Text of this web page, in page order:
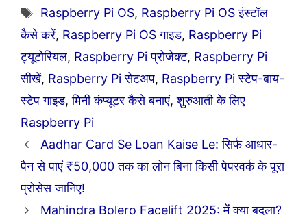
Tags
Raspberry Pi OS, Raspberry Pi OS इंस्टॉल
कैसे करें, Raspberry Pi OS गाइड, Raspberry Pi
ट्यूटोरियल, Raspberry Pi प्रोजेक्ट, Raspberry Pi
सीखें, Raspberry Pi सेटअप, Raspberry Pi स्टेप-बाय-
स्टेप गाइड,मिनी कंप्यूटर कैसे बनाएं,शुरुआती के लिए
Raspberry Pi
Aadhar Card Se Loan Kaise Le: सिर्फ आधार-
पैन से पाएं ₹50,000 तक का लोन बिना किसी पेपरवर्क के पूरा
प्रोसेस जानिए!
Mahindra Bolero Facelift 2025: में क्या बदला?